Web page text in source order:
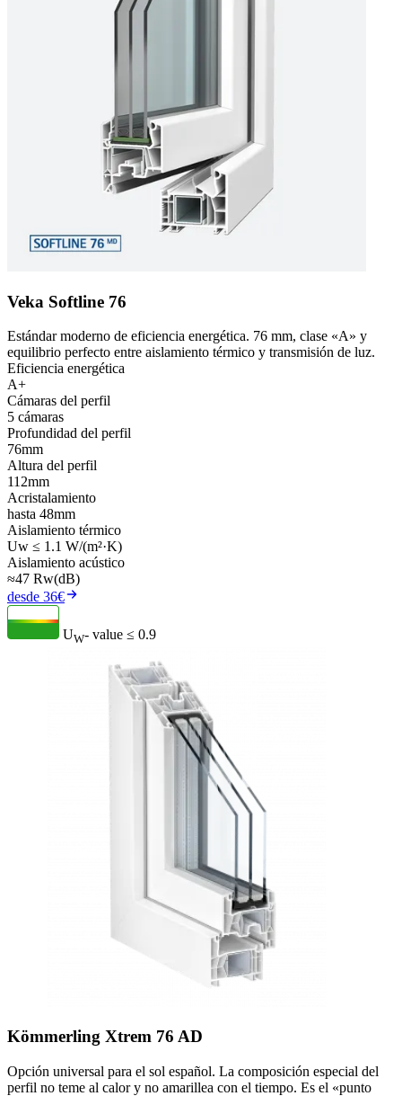
Veka Softline 76
Estándar moderno de eficiencia energética. 76 mm, clase «A» y
equilibrio perfecto entre aislamiento térmico y transmisión de luz.
Eficiencia energética
A+
Cámaras del perfil
5 cámaras
Profundidad del perfil
76mm
Altura del perfil
112mm
Acristalamiento
hasta 48mm
Aislamiento térmico
Uw ≤ 1.1 W/(m²·K)
Aislamiento acústico
≈47 Rw(dB)
desde 36€
UW- value ≤ 0.9
Kömmerling Xtrem 76 AD
Opción universal para el sol español. La composición especial del
perfil no teme al calor y no amarillea con el tiempo. Es el «punto